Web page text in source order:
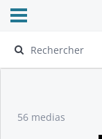
Ouvrir le menu
56 medias